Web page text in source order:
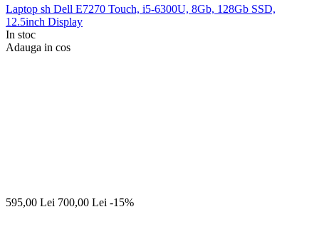
Laptop sh Dell E7270 Touch, i5-6300U, 8Gb, 128Gb SSD,
12.5inch Display
In stoc
Adauga in cos
595,00 Lei 700,00 Lei -15%